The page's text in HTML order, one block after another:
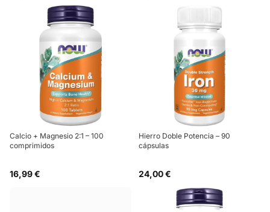
Calcio + Magnesio 2:1 – 100
comprimidos
16,99 €
Hierro Doble Potencia – 90
cápsulas
24,00 €